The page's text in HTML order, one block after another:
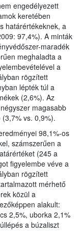
engedélyezett
keretében
határértékeknek, a
97,4%). A minták
maradék
meghaladta a
a
rögzített
lépték túl a
(2,6%). Az
magasabb
vs. 0,9%).
98,1%-os
számszerűen a
(245 a
figyelembe véve a
rögzített
mérhető
közül a
alakult:
2,5%, uborka 2,1%
a búzaliszt